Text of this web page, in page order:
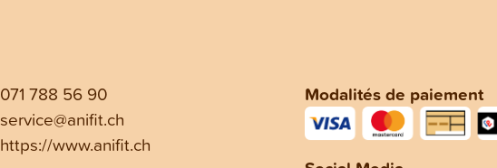
071 788 56 90
service@anifit.ch
https://www.anifit.ch
Modalités de paiement